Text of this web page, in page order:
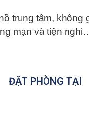
trung tâm, không
mạn và tiện
ĐẶT PHÒNG TẠI